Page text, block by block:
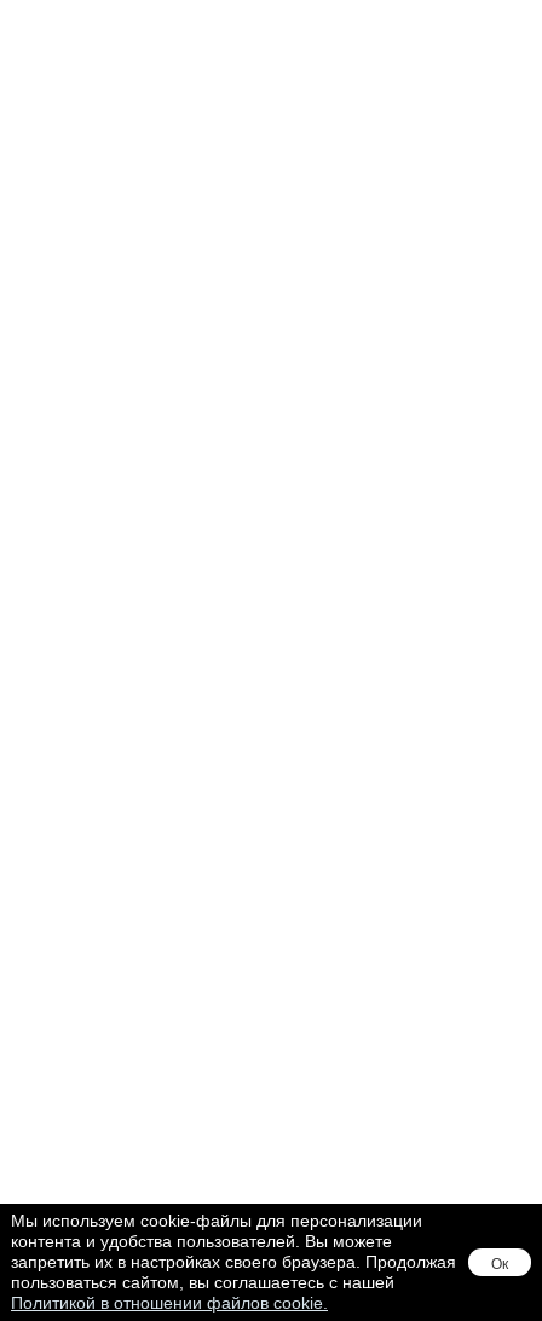
Мы используем cookie-файлы для персонализации
контента и удобства пользователей. Вы можете
запретить их в настройках своего браузера. Продолжая
пользоваться сайтом, вы соглашаетесь с нашей
Политикой в отношении файлов cookie.
Ок